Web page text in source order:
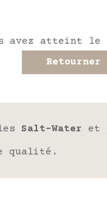
avez atteint le
Retourner
Salt-Water et
qualité.